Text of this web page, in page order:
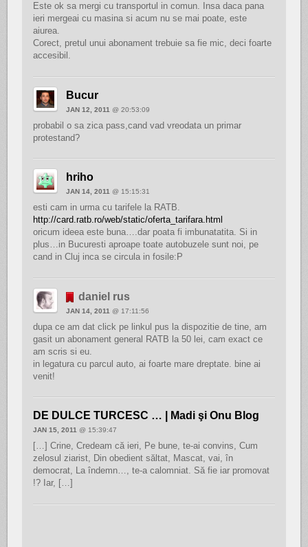
Este ok sa mergi cu transportul in comun. Insa daca pana
ieri mergeai cu masina si acum nu se mai poate, este
aiurea.
Corect, pretul unui abonament trebuie sa fie mic, deci foarte
accesibil.
Bucur
JAN 12, 2011 @ 20:53:09
probabil o sa zica pass,cand vad vreodata un primar
protestand?
hriho
JAN 14, 2011 @ 15:15:31
esti cam in urma cu tarifele la RATB.
http://card.ratb.ro/web/static/oferta_tarifara.html
oricum ideea este buna….dar poata fi imbunatatita. Si in
plus…in Bucuresti aproape toate autobuzele sunt noi, pe
cand in Cluj inca se circula in fosile:P
daniel rus
JAN 14, 2011 @ 17:11:56
dupa ce am dat click pe linkul pus la dispozitie de tine, am
gasit un abonament general RATB la 50 lei, cam exact ce
am scris si eu.
in legatura cu parcul auto, ai foarte mare dreptate. bine ai
venit!
DE DULCE TURCESC … | Madi şi Onu Blog
JAN 15, 2011@ 15:39:47
[…] Crine, Credeam că ieri, Pe bune, te-ai convins, Cum
zelosul ziarist, Din obedient săltat, Mascat, vai, în
democrat, La îndemn…, te-a calomniat. Să fie iar promovat
!? Iar, […]